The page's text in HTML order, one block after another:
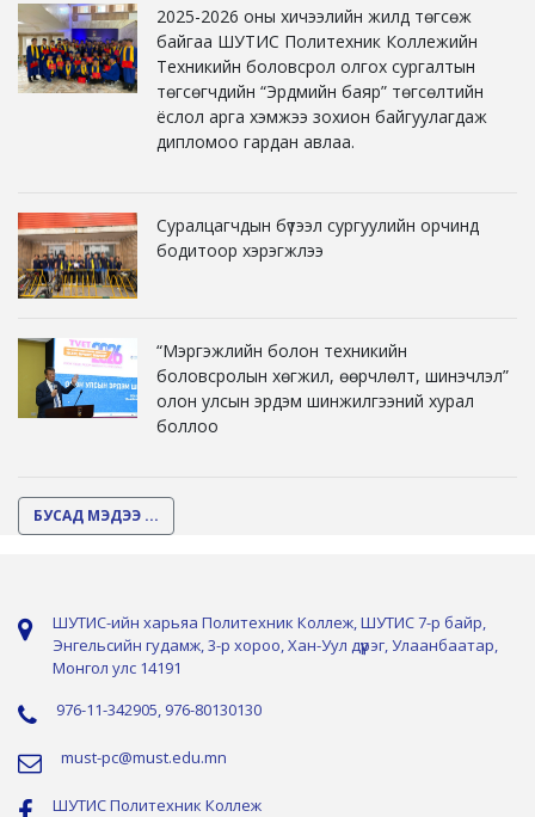
2025-2026 оны хичээлийн жилд төгсөж
байгаа ШУТИС Политехник Коллежийн
Техникийн боловсрол олгох сургалтын
төгсөгчдийн “Эрдмийн баяр” төгсөлтийн
ёслол арга хэмжээ зохион байгуулагдаж
дипломоо гардан авлаа.
Суралцагчдын бүтээл сургуулийн орчинд
бодитоор хэрэгжлээ
“Мэргэжлийн болон техникийн
боловсролын хөгжил, өөрчлөлт, шинэчлэл”
олон улсын эрдэм шинжилгээний хурал
боллоо
БУСАД МЭДЭЭ ...
ШУТИС-ийн харьяа Политехник Коллеж, ШУТИС 7-р байр,
Энгельсийн гудамж, 3-р хороо, Хан-Уул дүүрэг, Улаанбаатар,
Монгол улс 14191
976-11-342905, 976-80130130
must-pc@must.edu.mn
ШУТИС Политехник Коллеж